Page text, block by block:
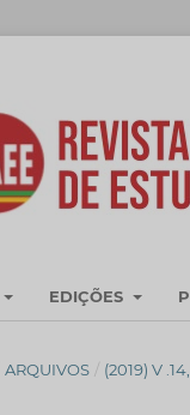
EDIÇÕES
ARQUIVOS / (2019) V